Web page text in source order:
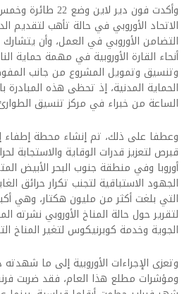
وأكدت فون دير
الاتحاد الأوروبي في حالة تأهب لتقديم
التضامن الأوروبي في العمل، وأن
أنحاء القارة الأوروبية في مهمة حماية
وتنسيق وتمويل المشروع من جانب
الحماية المدنية، إذ تحظى هذه
الساعة من خبراء في مركز تنسيق
وعطفا على ذلك، تم إنشاء محطة إطفاء
قبرص لتعزيز قدرات الوقاية والاستجابة
أوروبا وفي منطقة جنوب البحر الأبيض
الجهود الاستباقية لتجنب تكرار حرائق
التي بلغت أكثر من مليون هكتار، وهي
لتقرير حول حالة المناخ الأوروبي نشرته
الجوية وخدمة كوبرنيكوس لتغير المناخ
وتعزى الإجراءات الأوروبية إلى ما
ومؤشرات مطلع هذا العام، فقد ضربت